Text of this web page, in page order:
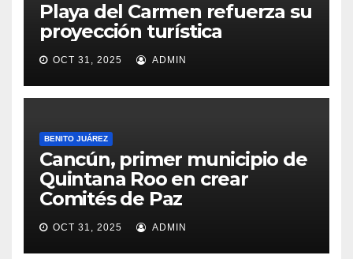
Playa del Carmen refuerza su
proyección turística
OCT 31, 2025 ADMIN
BENITO JUÁREZ
Cancún, primer municipio de
Quintana Roo en crear
Comités de Paz
OCT 31, 2025 ADMIN